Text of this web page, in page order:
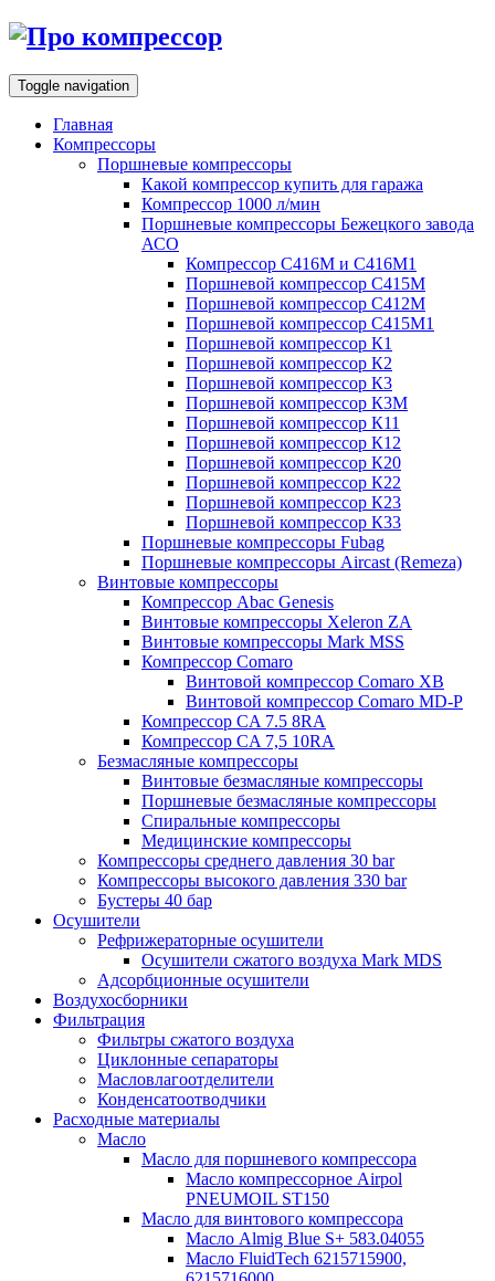
Toggle navigation
Главная
Компрессоры
Поршневые компрессоры
Какой компрессор купить для гаража
Компрессор 1000 л/мин
Поршневые компрессоры Бежецкого завода
АСО
Компрессор С416М и С416М1
Поршневой компрессор С415М
Поршневой компрессор С412М
Поршневой компрессор С415М1
Поршневой компрессор К1
Поршневой компрессор К2
Поршневой компрессор К3
Поршневой компрессор К3М
Поршневой компрессор К11
Поршневой компрессор К12
Поршневой компрессор К20
Поршневой компрессор К22
Поршневой компрессор К23
Поршневой компрессор К33
Поршневые компрессоры Fubag
Поршневые компрессоры Aircast (Remeza)
Винтовые компрессоры
Компрессор Abac Genesis
Винтовые компрессоры Xeleron ZA
Винтовые компрессоры Mark MSS
Компрессор Comaro
Винтовой компрессор Comaro XB
Винтовой компрессор Comaro MD-P
Компрессор CA 7.5 8RA
Компрессор CA 7,5 10RA
Безмасляные компрессоры
Винтовые безмасляные компрессоры
Поршневые безмасляные компрессоры
Спиральные компрессоры
Медицинские компрессоры
Компрессоры среднего давления 30 bar
Компрессоры высокого давления 330 bar
Бустеры 40 бар
Осушители
Рефрижераторные осушители
Осушители сжатого воздуха Mark MDS
Адсорбционные осушители
Воздухосборники
Фильтрация
Фильтры сжатого воздуха
Циклонные сепараторы
Масловлагоотделители
Конденсатоотводчики
Расходные материалы
Масло
Масло для поршневого компрессора
Масло компрессорное Airpol
PNEUMOIL ST150
Масло для винтового компрессора
Масло Almig Blue S+ 583.04055
Масло FluidTech 6215715900,